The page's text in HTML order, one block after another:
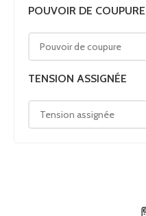
POUVOIR DE COUPURE
TENSION ASSIGNÉE